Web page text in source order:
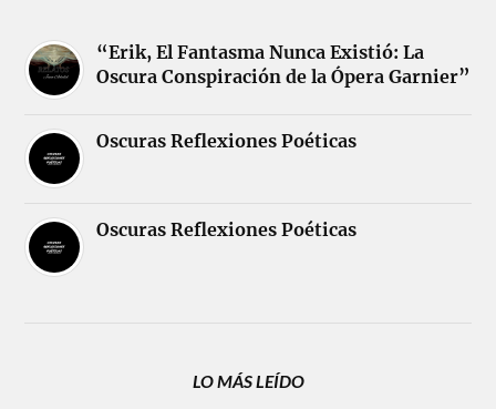
“Erik, El Fantasma Nunca Existió: La
Oscura Conspiración de la Ópera Garnier”
Oscuras Reflexiones Poéticas
Oscuras Reflexiones Poéticas
LO MÁS LEÍDO